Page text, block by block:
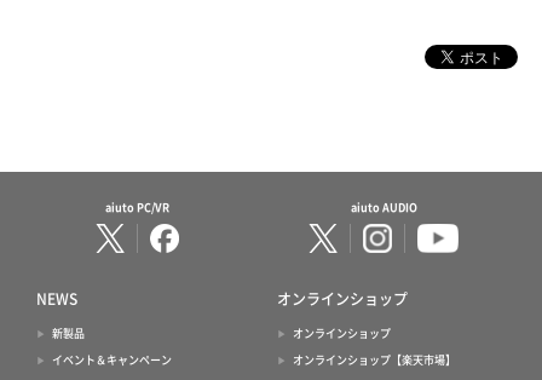
aiuto PC/VR aiuto AUDIO
NEWS
新製品
イベント＆キャンペーン
オンラインショップ
オンラインショップ
オンラインショップ【楽天市場】